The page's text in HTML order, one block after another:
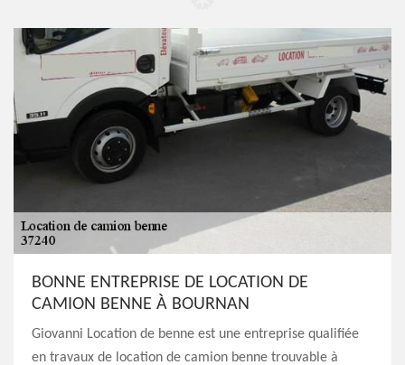
BONNE ENTREPRISE DE LOCATION DE
CAMION BENNE À BOURNAN
Giovanni Location de benne est une entreprise qualifiée
en travaux de location de camion benne trouvable à